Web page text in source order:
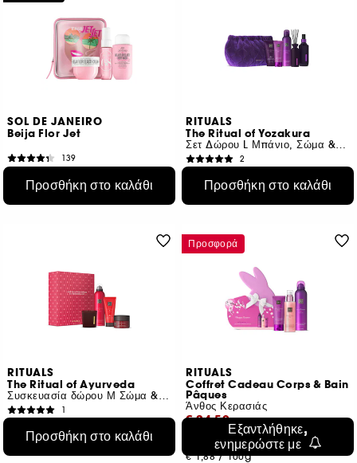
SOL DE JANEIRO
Beija Flor Jet
139
€ 18,79 /100ml
Προσθήκη στο καλάθι
RITUALS
The Ritual of Yozakura
Σετ Δώρου L Μπάνιο, Σώμα & Σπίτι
2
€ 8,69 /100g
Προσθήκη στο καλάθι
RITUALS
The Ritual of Ayurveda
Συσκευασία δώρου Μ Σώμα & Μπάνιο
1
€ 6,64 /100ml
Προσθήκη στο καλάθι
RITUALS
Coffret Cadeau Corps & Bain
Pâques
Άνθος Κερασιάς
€ 24,50
Αρχική τιμή : € 35,00 -30%
€ 1,88 /100g
Εξαντλήθηκε,
ενημερώστε με
Προσφορά